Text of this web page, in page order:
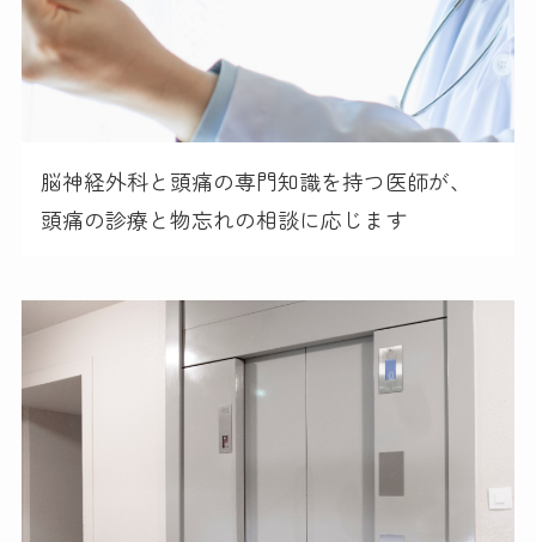
脳神経外科と頭痛の専門知識を持つ医師が、
頭痛の診療と物忘れの相談に応じます